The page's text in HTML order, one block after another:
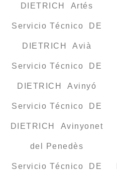
DIETRICH Artés
Servicio Técnico DE
DIETRICH Avià
Servicio Técnico DE
DIETRICH Avinyó
Servicio Técnico DE
DIETRICH Avinyonet
del Penedès
Servicio Técnico DE